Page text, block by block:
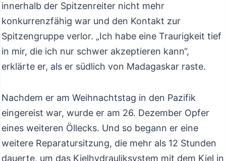
innerhalb der Spitzenreiter nicht mehr
konkurrenzfähig war und den Kontakt zur
Spitzengruppe verlor. „Ich habe eine Traurigkeit tief
in mir, die ich nur schwer akzeptieren kann“,
erklärte er, als er südlich von Madagaskar raste.
Nachdem er am Weihnachtstag in den Pazifik
eingereist war, wurde er am 26. Dezember Opfer
eines weiteren Öllecks. Und so begann er eine
weitere Reparatursitzung, die mehr als 12 Stunden
dauerte, um das Kielhydrauliksystem mit dem Kiel in